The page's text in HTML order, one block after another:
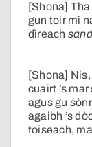
[Shona]
gun toir mi
dìreach
[Shona]
cuairt ’s
agus gu
agaibh ’s
toiseach,